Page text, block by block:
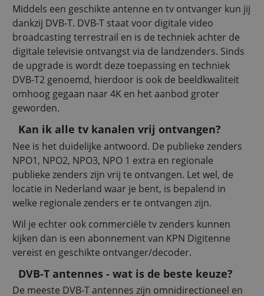
Middels een geschikte antenne en tv ontvanger kun jij
dankzij DVB-T. DVB-T staat voor digitale video
broadcasting terrestrail en is de techniek achter de
digitale televisie ontvangst via de landzenders. Sinds
de upgrade is wordt deze toepassing en techniek
DVB-T2 genoemd, hierdoor is ook de beeldkwaliteit
omhoog gegaan naar 4K en het aanbod groter
geworden.
Kan ik alle tv kanalen vrij ontvangen?
Nee is het duidelijke antwoord. De publieke zenders
NPO1, NPO2, NPO3, NPO 1 extra en regionale
publieke zenders zijn vrij te ontvangen. Let wel, de
locatie in Nederland waar je bent, is bepalend in
welke regionale zenders er te ontvangen zijn.
Wil je echter ook commerciële tv zenders kunnen
kijken dan is een abonnement van KPN Digitenne
vereist en geschikte ontvanger/decoder.
DVB-T antennes - wat is de beste keuze?
De meeste DVB-T antennes zijn omnidirectioneel en